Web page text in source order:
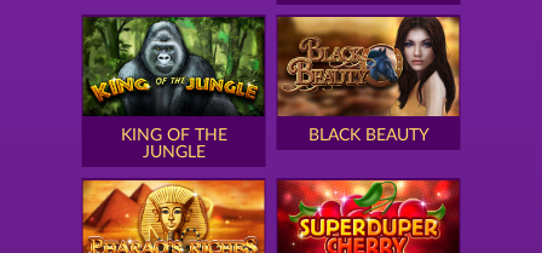
KING OF THE
JUNGLE
BLACK BEAUTY